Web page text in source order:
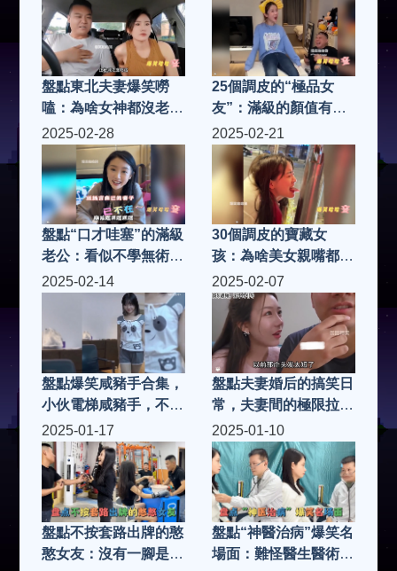
盤點東北夫妻爆笑嘮
嗑：為啥女神都沒老婆
好看？老公一句話笑噴
25個調皮的“極品女
友”：滿級的顏值有趣
的靈魂，娶回家賊逗
樂！
2025-02-28
盤點“口才哇塞”的滿級
老公：看似不學無術，
實則經綸滿腹！
2025-02-21
30個調皮的寶藏女
孩：為啥美女親嘴都愛
閉著眼？聽完羞到腳后
跟
2025-02-14
盤點爆笑咸豬手合集，
小伙電梯咸豬手，不料
被美女暴打
2025-02-07
盤點夫妻婚后的搞笑日
常，夫妻間的極限拉
扯，平淡的生活充滿樂
趣
2025-01-17
盤點不按套路出牌的憨
憨女友：沒有一腳是白
2025-01-10
盤點“神醫治病”爆笑名
場面：難怪醫生醫術